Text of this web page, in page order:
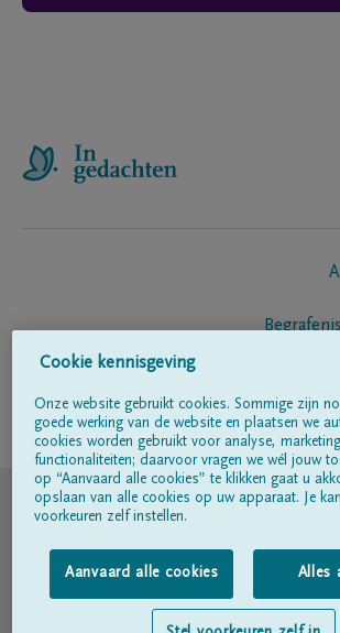
Volg ons op
© DELA
Gebruiksvoorwaarden
Privacyverklaring
Cookie kennisgeving
Onze website gebruikt cookies. Sommige zijn
goede werking van de website en plaatsen we
cookies worden gebruikt voor analyse,
functionaliteiten; daarvoor vragen we wél jouw
op “Aanvaard alle cookies” te klikken gaat u
opslaan van alle cookies op uw apparaat. Je
voorkeuren zelf instellen.
Aanvaard alle cookies Alles